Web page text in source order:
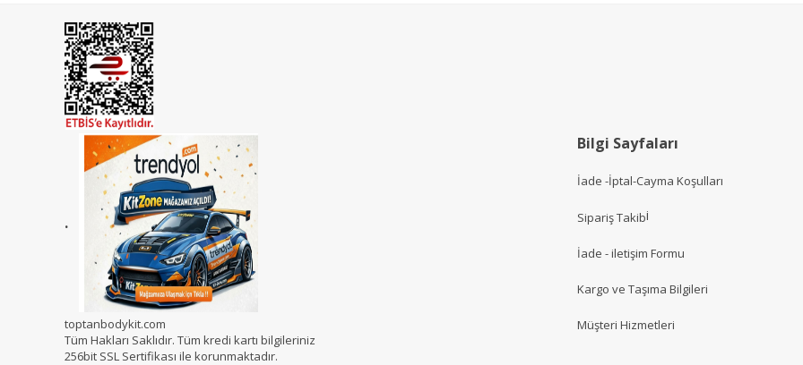
.
toptanbodykit.com
Tüm Hakları Saklıdır. Tüm kredi kartı bilgileriniz
256bit SSL Sertifikası ile korunmaktadır.
Bilgi Sayfaları
İade -İptal-Cayma Koşulları
Sipariş Takibi
İade - iletişim Formu
Kargo ve Taşıma Bilgileri
Müşteri Hizmetleri